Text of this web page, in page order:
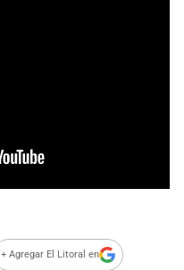
+ Agregar El Litoral en